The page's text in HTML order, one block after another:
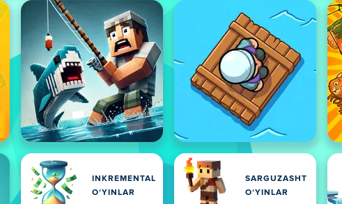
INKREMENTAL
OʻYINLAR
SARGUZASHT
OʻYINLAR